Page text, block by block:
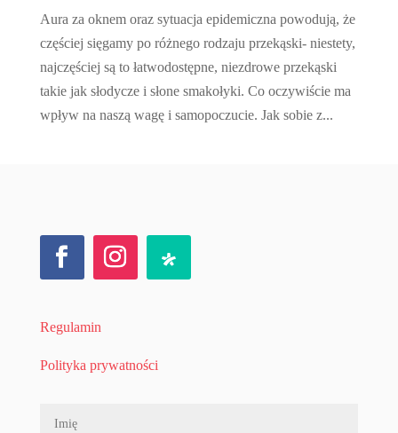
Aura za oknem oraz sytuacja epidemiczna powodują, że
częściej sięgamy po różnego rodzaju przekąski- niestety,
najczęściej są to łatwodostępne, niezdrowe przekąski
takie jak słodycze i słone smakołyki. Co oczywiście ma
wpływ na naszą wagę i samopoczucie. Jak sobie z...
Regulamin
Polityka prywatności